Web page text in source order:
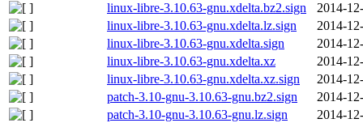
linux-libre-3.10.63-gnu.xdelta.bz2.sign
2014-
linux-libre-3.10.63-gnu.xdelta.lz.sign
2014-
linux-libre-3.10.63-gnu.xdelta.sign
2014-
linux-libre-3.10.63-gnu.xdelta.xz
2014-
linux-libre-3.10.63-gnu.xdelta.xz.sign
2014-
patch-3.10-gnu-3.10.63-gnu.bz2.sign
2014-
patch-3.10-gnu-3.10.63-gnu.lz.sign
2014-